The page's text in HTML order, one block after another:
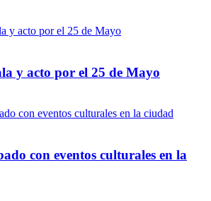
y acto por el 25 de Mayo
con eventos culturales en la